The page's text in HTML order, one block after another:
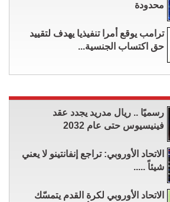
محدودة
ترامب يوقع أمرا تنفيذيا يهدف لتقييد
حق اكتساب الجنسية...
رسميًا .. ريال مدريد يجدد عقد
فينيسيوس حتى عام 2032
الاتحاد الأوروبي: تراجع إنفانتينو لا يعني
شيئاً .....
الاتحاد الأوروبي لكرة القدم يتمسّك